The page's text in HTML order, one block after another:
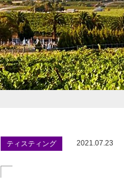
ティスティング 2021.07.23